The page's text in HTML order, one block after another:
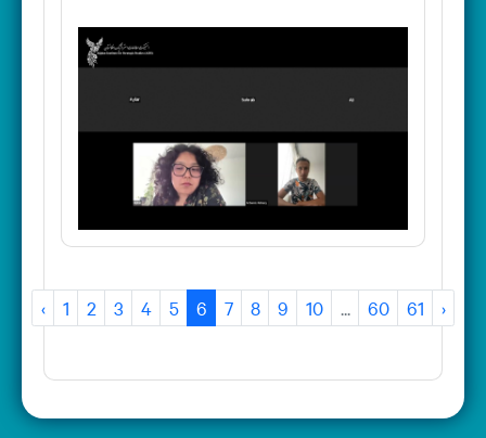
‹ 1 2 3 4 5 6 7 8 9 10 ... 60 61 ›